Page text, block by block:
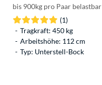
bis 900kg pro Paar belastbar
(1)
Tragkraft: 450 kg
Arbeitshöhe: 112 cm
Typ: Unterstell-Bock